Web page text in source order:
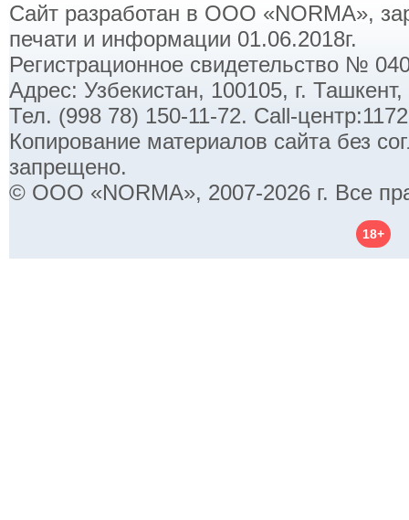
Сайт разработан в ООО «NORMA»,
печати и информации 01.06.2018г.
Регистрационное свидетельство №
Адрес: Узбекистан, 100105, г.
Тел. (998 78) 150-11-72. Call-
Копирование материалов сайта без
запрещено.
© ООО «NORMA», 2007-2026 г. Все
18+